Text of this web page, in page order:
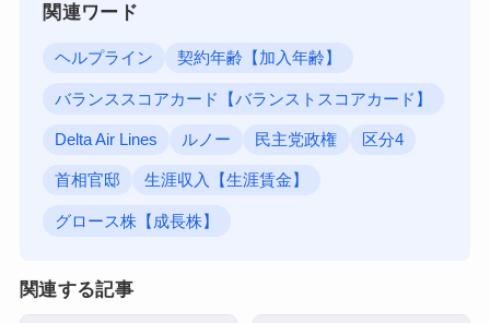
関連ワード
ヘルプライン 契約年齢【加入年齢】
バランススコアカード【バランストスコアカード】
Delta Air Lines ルノー 民主党政権 区分4
首相官邸 生涯収入【生涯賃金】
グロース株【成長株】
関連する記事